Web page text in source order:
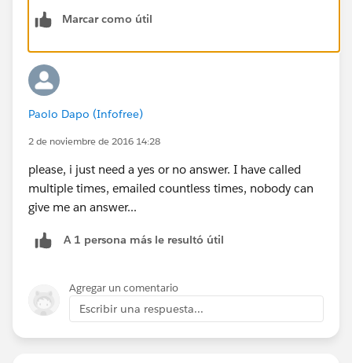
ors/overview
Hope this helps!
Marcar como útil
Paolo Dapo (Infofree)
2 de noviembre de 2016 14:28
please, i just need a yes or no answer. I have called
multiple times, emailed countless times, nobody can
give me an answer...
A 1 persona más le resultó útil
Agregar un comentario
Escribir una respuesta...